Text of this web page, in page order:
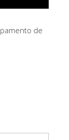
de